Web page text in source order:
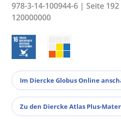
978-3-14-100944-6 | Seite
120000000
Im Diercke Globus Online
Zu den Diercke Atlas Plus-